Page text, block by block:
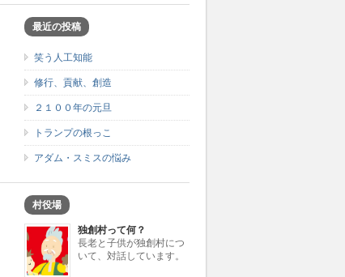
最近の投稿
笑う人工知能
修行、貢献、創造
２１００年の元旦
トランプの根っこ
アダム・スミスの悩み
村役場
独創村って何？
長老と子供が独創村につ
いて、対話しています。